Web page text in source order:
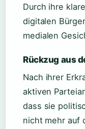
Durch ihre
digitalen
medialen
Rückzug aus
Nach ihrer
aktiven
dass sie
nicht mehr auf